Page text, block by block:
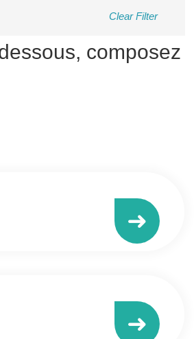
Clear Filter
composez
➜
➜